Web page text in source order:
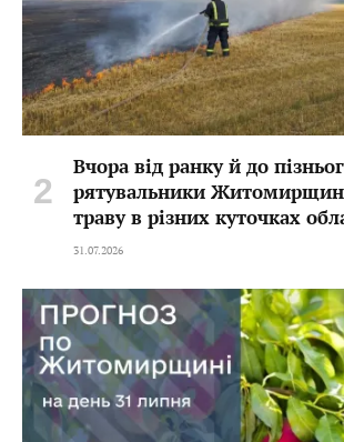
Вчора від ранку й до
рятувальники
траву в різних куточках
31.07.2026